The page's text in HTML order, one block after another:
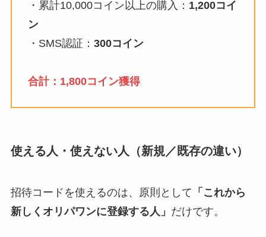
・累計10,000コイン以上の購入： 1,200コイ
ン
・SMS認証： 300コイン
合計：1,800コイン獲得
使える人・使えない人（新規／既存の違い）
招待コードを使えるのは、原則として 「これから
新しくオリパワンに登録する人」 だけです。